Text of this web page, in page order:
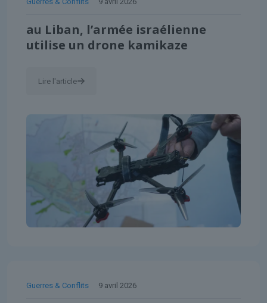
au Liban, l’armée israélienne
utilise un drone kamikaze
Lire l'article
Guerres & Conflits 9 avril 2026